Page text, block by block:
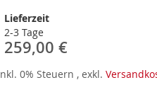
Lieferzeit
2-3 Tage
259,00 €
0% Steuern , exkl.